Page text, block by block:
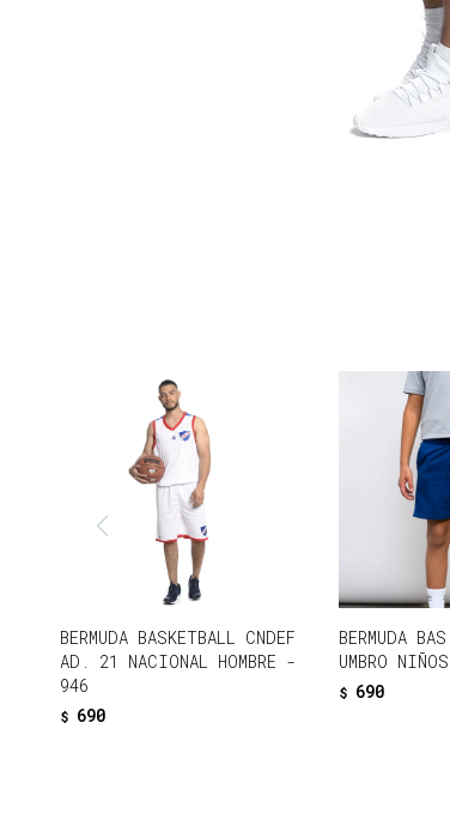
BERMUDA BASKETBALL CNDEF
AD. 21 NACIONAL HOMBRE -
946
$ 690
BERMUDA
UMBRO
$ 690